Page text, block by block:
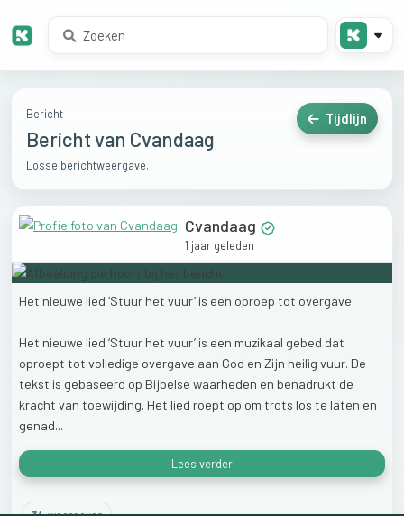
Bericht
Bericht van Cvandaag
Losse berichtweergave.
Tijdlijn
Cvandaag
1 jaar geleden
Het nieuwe lied ‘Stuur het vuur’ is een oproep tot overgave
Het nieuwe lied ‘Stuur het vuur’ is een muzikaal gebed dat
oproept tot volledige overgave aan God en Zijn heilig vuur. De
tekst is gebaseerd op Bijbelse waarheden en benadrukt de
kracht van toewijding. Het lied roept op om trots los te laten en
genad...
Lees verder